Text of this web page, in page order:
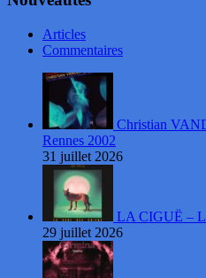
Articles
Commentaires
Christian
Rennes 2002
31 juillet 2026
LA CIGUË –
29 juillet 2026